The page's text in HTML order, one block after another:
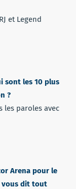
et Legend
sont les 10 plus
?
les paroles avec
Arena pour le
vous dit tout